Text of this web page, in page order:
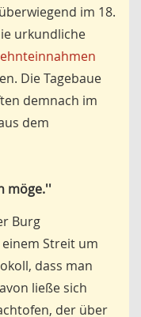
im 18.
urkundliche
Die Tagebaue
demnach im
dem
möge.''
Burg
Streit um
dass man
ließe sich
der über